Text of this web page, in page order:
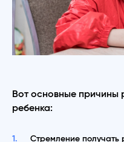
Вот основные причины
ребенка:
Стремление получать